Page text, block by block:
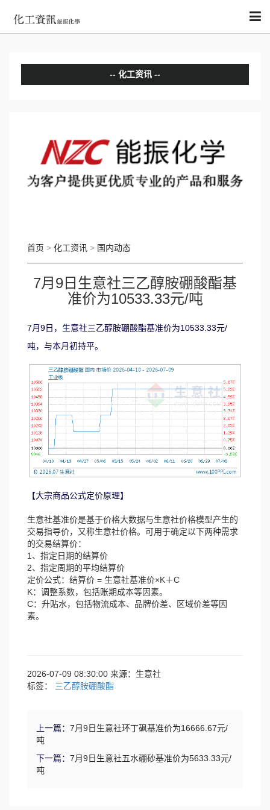
化工资讯
国际动态
首页 > 化工资讯 > 国内动态
7月9日生意社三乙醇胺硼酸酯基
准价为10533.33元/吨
7月9日，生意社三乙醇胺硼酸酯基准价为10533.33元/
吨，与本月初持平。
【大宗商品公式定价原理】
生意社基准价是基于价格大数据与生意社价格模型产生的
交易指导价，又称生意社价格。可用于确定以下两种需求
的交易结算价：
1、指定日期的结算价
2、指定周期的平均结算价
定价公式：结算价 = 生意社基准价×K＋C
K：调整系数，包括账期成本等因素。
C：升贴水，包括物流成本、品牌价差、区域价差等因
素。
2026-07-09 08:30:00 来源：生意社
标签： 三乙醇胺硼酸酯
上一篇： 7月9日生意社环丁砜基准价为16666.67元/
吨
下一篇： 7月9日生意社五水硼砂基准价为5633.33元/
吨